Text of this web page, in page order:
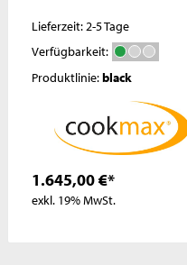
Lieferzeit: 2-5 Tage
Verfügbarkeit:
Produktlinie:black
1.645,00 €*
exkl. 19% MwSt.